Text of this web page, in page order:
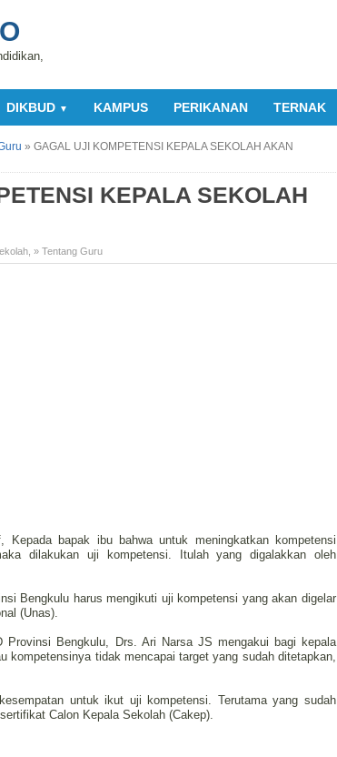
DIKBUD ▼ KAMPUS PERIKANAN TERNAK
» GAGAL UJI KOMPETENSI KEPALA SEKOLAH AKAN
KEPALA SEKOLAH
» Tentang Guru
Kepada bapak ibu bahwa untuk meningkatkan kompetensi
dilakukan uji kompetensi. Itulah yang digalakkan oleh
Bengkulu harus mengikuti uji kompetensi yang akan digelar
(Unas).
Provinsi Bengkulu, Drs. Ari Narsa JS mengakui bagi kepala
kompetensinya tidak mencapai target yang sudah ditetapkan,
untuk ikut uji kompetensi. Terutama yang sudah
Calon Kepala Sekolah (Cakep).